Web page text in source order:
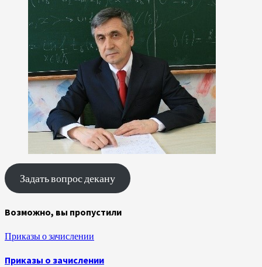
Задать вопрос декану
Возможно, вы пропустили
Приказы о зачислении
Приказы о зачислении